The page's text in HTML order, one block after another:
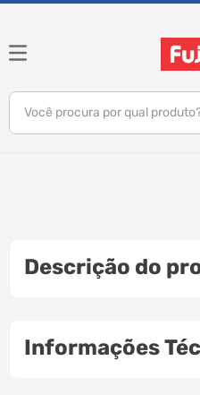
Você procura por qual
gamer
ar condicionado
Descrição do
Informações